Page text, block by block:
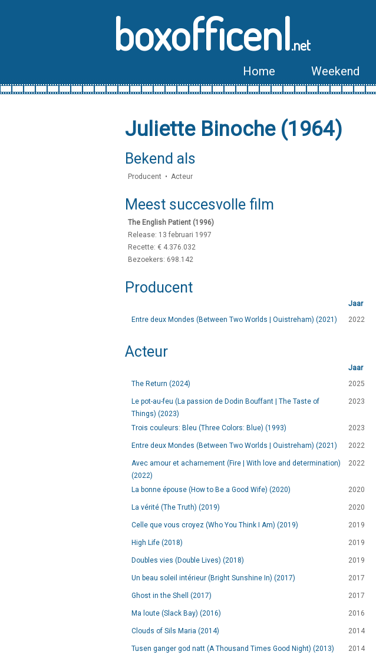
boxofficenl.net
Home Weekend
Juliette Binoche (1964)
Bekend als
Producent • Acteur
Meest succesvolle film
The English Patient (1996)
Release: 13 februari 1997
Recette: € 4.376.032
Bezoekers: 698.142
Producent
Jaar
Entre deux Mondes (Between Two Worlds | Ouistreham) (2021)
2022
Acteur
Jaar
The Return (2024)
2025
Le pot-au-feu (La passion de Dodin Bouffant | The Taste of
Things) (2023)
2023
Trois couleurs: Bleu (Three Colors: Blue) (1993) 2023
Entre deux Mondes (Between Two Worlds | Ouistreham) (2021) 2022
Avec amour et acharnement (Fire | With love and determination)
(2022)
2022
La bonne épouse (How to Be a Good Wife) (2020) 2020
La vérité (The Truth) (2019) 2020
Celle que vous croyez (Who You Think I Am) (2019) 2019
High Life (2018) 2019
Doubles vies (Double Lives) (2018) 2019
Un beau soleil intérieur (Bright Sunshine In) (2017) 2017
Ghost in the Shell (2017) 2017
Ma loute (Slack Bay) (2016) 2016
Clouds of Sils Maria (2014) 2014
Tusen ganger god natt (A Thousand Times Good Night) (2013) 2014